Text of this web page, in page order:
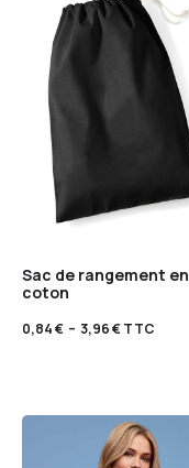
Sac de rangement en
coton
0,84€ – 3,96€TTC